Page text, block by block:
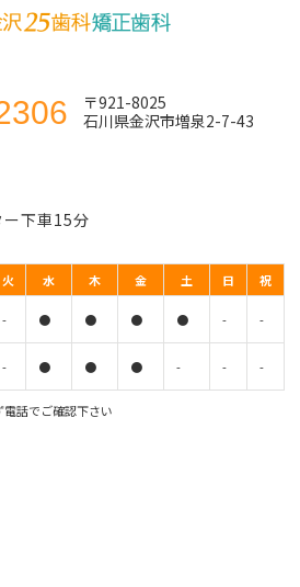
〒921-8025
石川県金沢市増泉2-7-43
下車15分
火 水 木 金 土 日 祝
- ● ● ● ● - -
- ● ● ● - - -
話でご確認下さい